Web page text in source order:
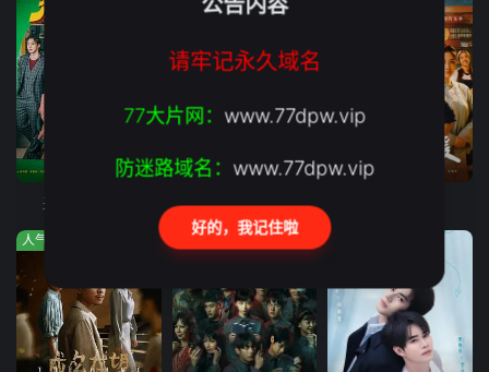
来！金来号！
完结台产 BL 奇幻校园剧集,由《奇迹》主创团队打造
转过头帮你擦眼泪
人气:378 人气:158
请牢记永久域名
77大片网： www.77dpw.vip
防迷路域名： www.77dpw.vip
好的，我记住啦